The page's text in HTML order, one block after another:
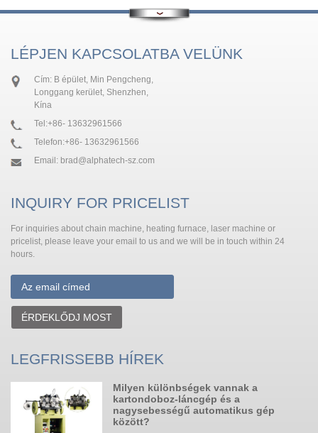
LÉPJEN KAPCSOLATBA VELÜNK
Cím: B épület, Min Pengcheng,
Longgang kerület, Shenzhen,
Kína
Tel:+86- 13632961566
Telefon:+86- 13632961566
Email: brad@alphatech-sz.com
INQUIRY FOR PRICELIST
For inquiries about chain machine, heating furnace, laser machine or
pricelist, please leave your email to us and we will be in touch within 24
hours.
ÉRDEKLŐDJ MOST
LEGFRISSEBB HÍREK
Milyen különbségek vannak a
kartondoboz-láncgép és a
nagysebességű automatikus gép
között?